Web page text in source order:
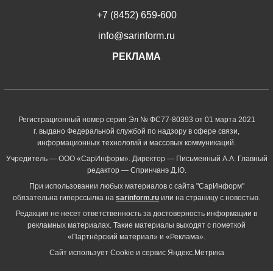
+7 (8452) 659-600
info@sarinform.ru
РЕКЛАМА
Регистрационный номер серия Эл № ФС77-80393 от 01 марта 2021
г. выдано Федеральной службой по надзору в сфере связи,
информационных технологий и массовых коммуникаций.
Учредитель — ООО «СарИнформ». Директор — Письменный А.А. Главный
редактор — Спринчанэ Д.Ю.
При использовании любых материалов с сайта "СарИнформ"
обязательна гиперссылка на sarinform.ru или на страницу с новостью.
Редакция не несет ответственность за достоверность информации в
рекламных материалах. Такие материалы выходят с пометкой
«Партнёрский материал» и «Реклама».
Сайт использует Cookie и сервиc Яндекс.Метрика